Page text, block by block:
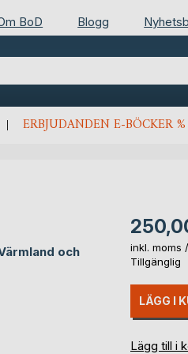
BoD Blogg
ERBJUDANDEN E-BÖCKER %
och
inkl. moms /
Tillgänglig
LÄGG I
Lägg till i